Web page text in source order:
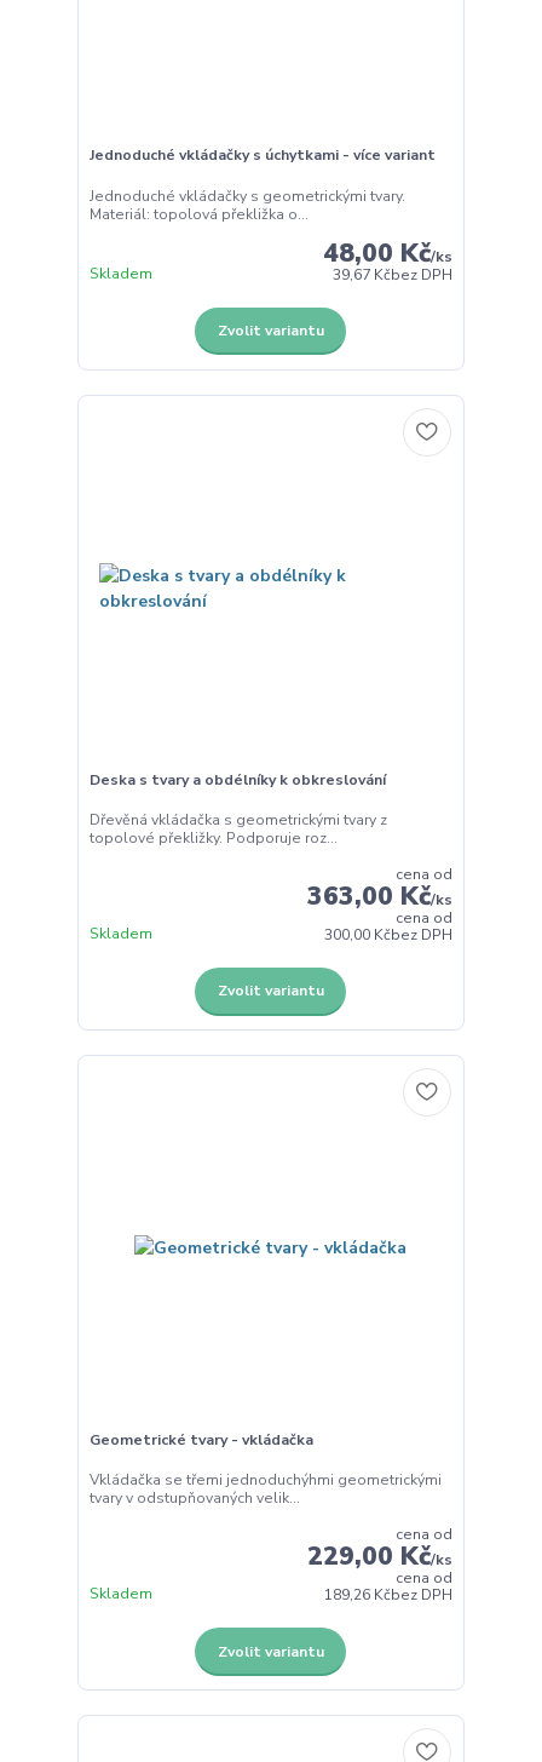
Jednoduché vkládačky s úchytkami - více variant
Jednoduché vkládačky s geometrickými tvary.
Materiál: topolová překližka o...
48,00 Kč/ks
39,67 Kčbez DPH
Skladem
Zvolit variantu
Deska s tvary a obdélníky k obkreslování
Dřevěná vkládačka s geometrickými tvary z
topolové překližky. Podporuje roz...
cena od
363,00 Kč/ks
cena od
300,00 Kčbez DPH
Skladem
Zvolit variantu
Geometrické tvary - vkládačka
Vkládačka se třemi jednoduchýhmi geometrickými
tvary v odstupňovaných velik...
cena od
229,00 Kč/ks
cena od
189,26 Kčbez DPH
Skladem
Zvolit variantu